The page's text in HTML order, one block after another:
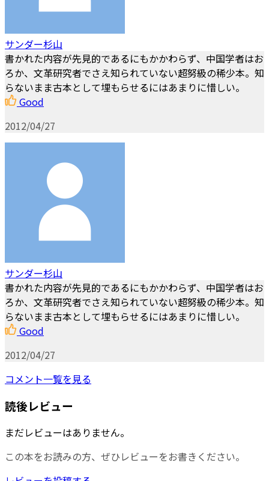
サンダー杉山
書かれた内容が先見的であるにもかかわらず、中国学者はお
ろか、文革研究者でさえ知られていない超努級の稀少本。知
らないまま古本として埋もらせるにはあまりに惜しい。
Good
2012/04/27
サンダー杉山
書かれた内容が先見的であるにもかかわらず、中国学者はお
ろか、文革研究者でさえ知られていない超努級の稀少本。知
らないまま古本として埋もらせるにはあまりに惜しい。
Good
2012/04/27
コメント一覧を見る
読後レビュー
まだレビューはありません。
この本をお読みの方、ぜひレビューをお書きください。